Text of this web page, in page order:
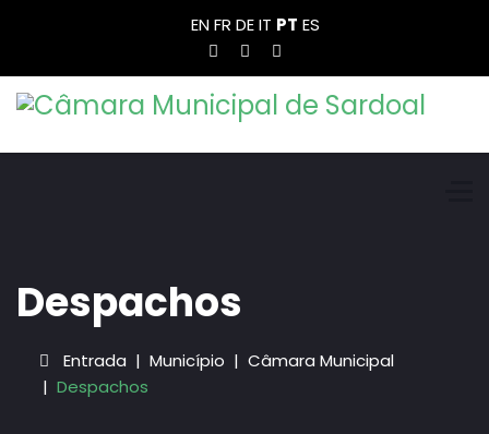
ENFR DEIT PT ES
Despachos
Entrada Município
Câmara Municipal
Despachos